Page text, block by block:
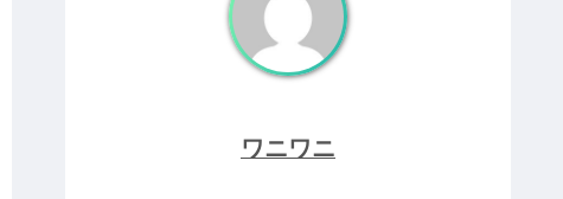
ワニワニ